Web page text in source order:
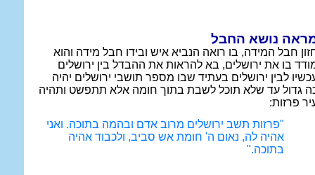
נושא החבל
חבל המידה, בו רואה הנביא איש ובידו חבל מידה והוא
בו את ירושלים, בא להראות את ההבדל בין ירושלים
לבין ירושלים בעתיד שבו מספר תושבי ירושלים יהיה
גדול עד שלא תוכל לשבת בתוך חומה אלא תתפשט ותהיה
פרזות:
"פרזות תשב ירושלים מרוב אדם ובהמה בתוכה. ואני
אהיה לה, נאום ה' חומת אש סביב, ולכבוד אהיה
בתוכה."